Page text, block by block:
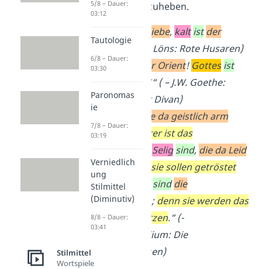
Textstelle hervorzuheben.
die Liebe, kalt ist der
Schnee.“ (- H. Löns: Rote Husaren)
„Gottes der Orient! Gottes ist
!“ ( – J.W. Goethe:
Westöstlicher Divan)
die da geistlich arm
sind
denn ihrer ist das
Selig sind, die da Leid
tragen;denn sie sollen getröstet
werden. sind die
Sanftmütigen ;denn sie werden das
Erdreich besitzen.“ (-
Lukasevangelium: Die
Seligpreisungen)
5/8 – Dauer:
03:12
Tautologie
6/8 – Dauer:
03:30
Paronomas
ie
7/8 – Dauer:
03:19
Verniedlich
ung
Stilmittel
(Diminutiv)
8/8 – Dauer:
03:41
Stilmittel
Wortspiele